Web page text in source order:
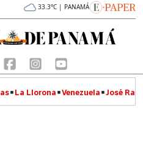
33.3°C | PANAMÁ
La Llorona Venezuela José